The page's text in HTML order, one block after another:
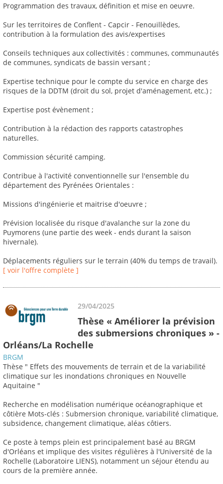
Programmation des travaux, définition et mise en oeuvre.
Sur les territoires de Conflent - Capcir - Fenouillèdes,
contribution à la formulation des avis/expertises
Conseils techniques aux collectivités : communes, communautés
de communes, syndicats de bassin versant ;
Expertise technique pour le compte du service en charge des
risques de la DDTM (droit du sol, projet d'aménagement, etc.) ;
Expertise post évènement ;
Contribution à la rédaction des rapports catastrophes
naturelles.
Commission sécurité camping.
Contribue à l'activité conventionnelle sur l'ensemble du
département des Pyrénées Orientales :
Missions d'ingénierie et maitrise d'oeuvre ;
Prévision localisée du risque d'avalanche sur la zone du
Puymorens (une partie des week - ends durant la saison
hivernale).
Déplacements réguliers sur le terrain (40% du temps de travail).
[ voir l'offre complète ]
29/04/2025
Thèse « Améliorer la prévision
des submersions chroniques » -
Orléans/La Rochelle
BRGM
Thèse " Effets des mouvements de terrain et de la variabilité
climatique sur les inondations chroniques en Nouvelle
Aquitaine "
Recherche en modélisation numérique océanographique et
côtière Mots-clés : Submersion chronique, variabilité climatique,
subsidence, changement climatique, aléas côtiers.
Ce poste à temps plein est principalement basé au BRGM
d'Orléans et implique des visites régulières à l'Université de la
Rochelle (Laboratoire LIENS), notamment un séjour étendu au
cours de la première année.